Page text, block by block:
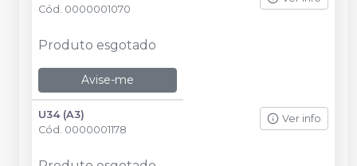
Cód. 0000001070
Produto esgotado
Avise-me
U34 (A3)
Cód. 0000001178
Ver info